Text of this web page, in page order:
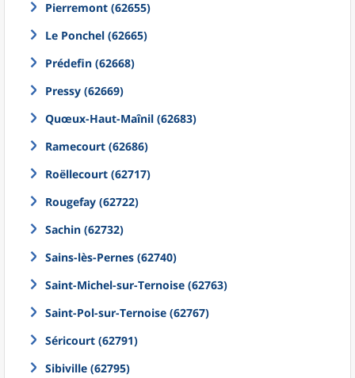
Pierremont (62655)
Le Ponchel (62665)
Prédefin (62668)
Pressy (62669)
Quœux-Haut-Maînil (62683)
Ramecourt (62686)
Roëllecourt (62717)
Rougefay (62722)
Sachin (62732)
Sains-lès-Pernes (62740)
Saint-Michel-sur-Ternoise (62763)
Saint-Pol-sur-Ternoise (62767)
Séricourt (62791)
Sibiville (62795)